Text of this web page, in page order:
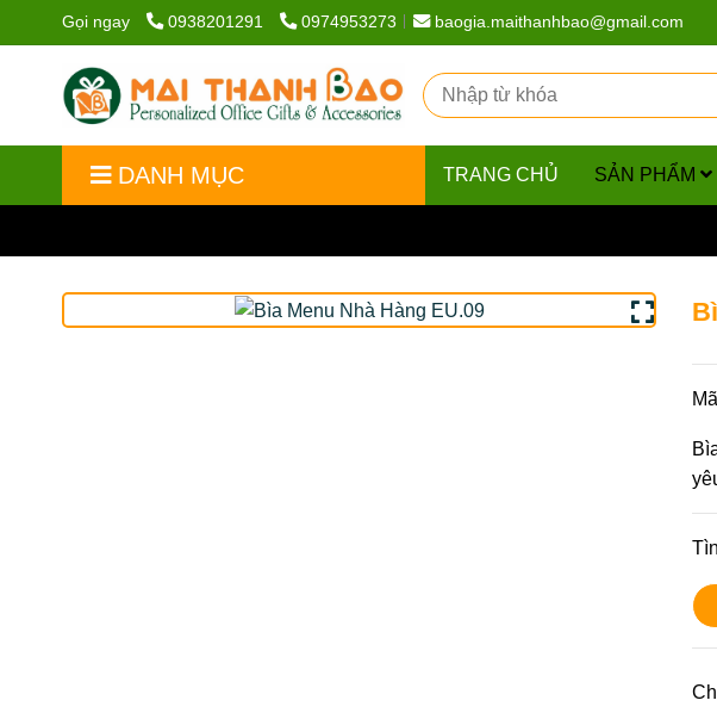
Gọi ngay 0938201291 0974953273 baogia.maithanhbao@gmail.com
DANH MỤC TRANG CHỦ SẢN PHẨM